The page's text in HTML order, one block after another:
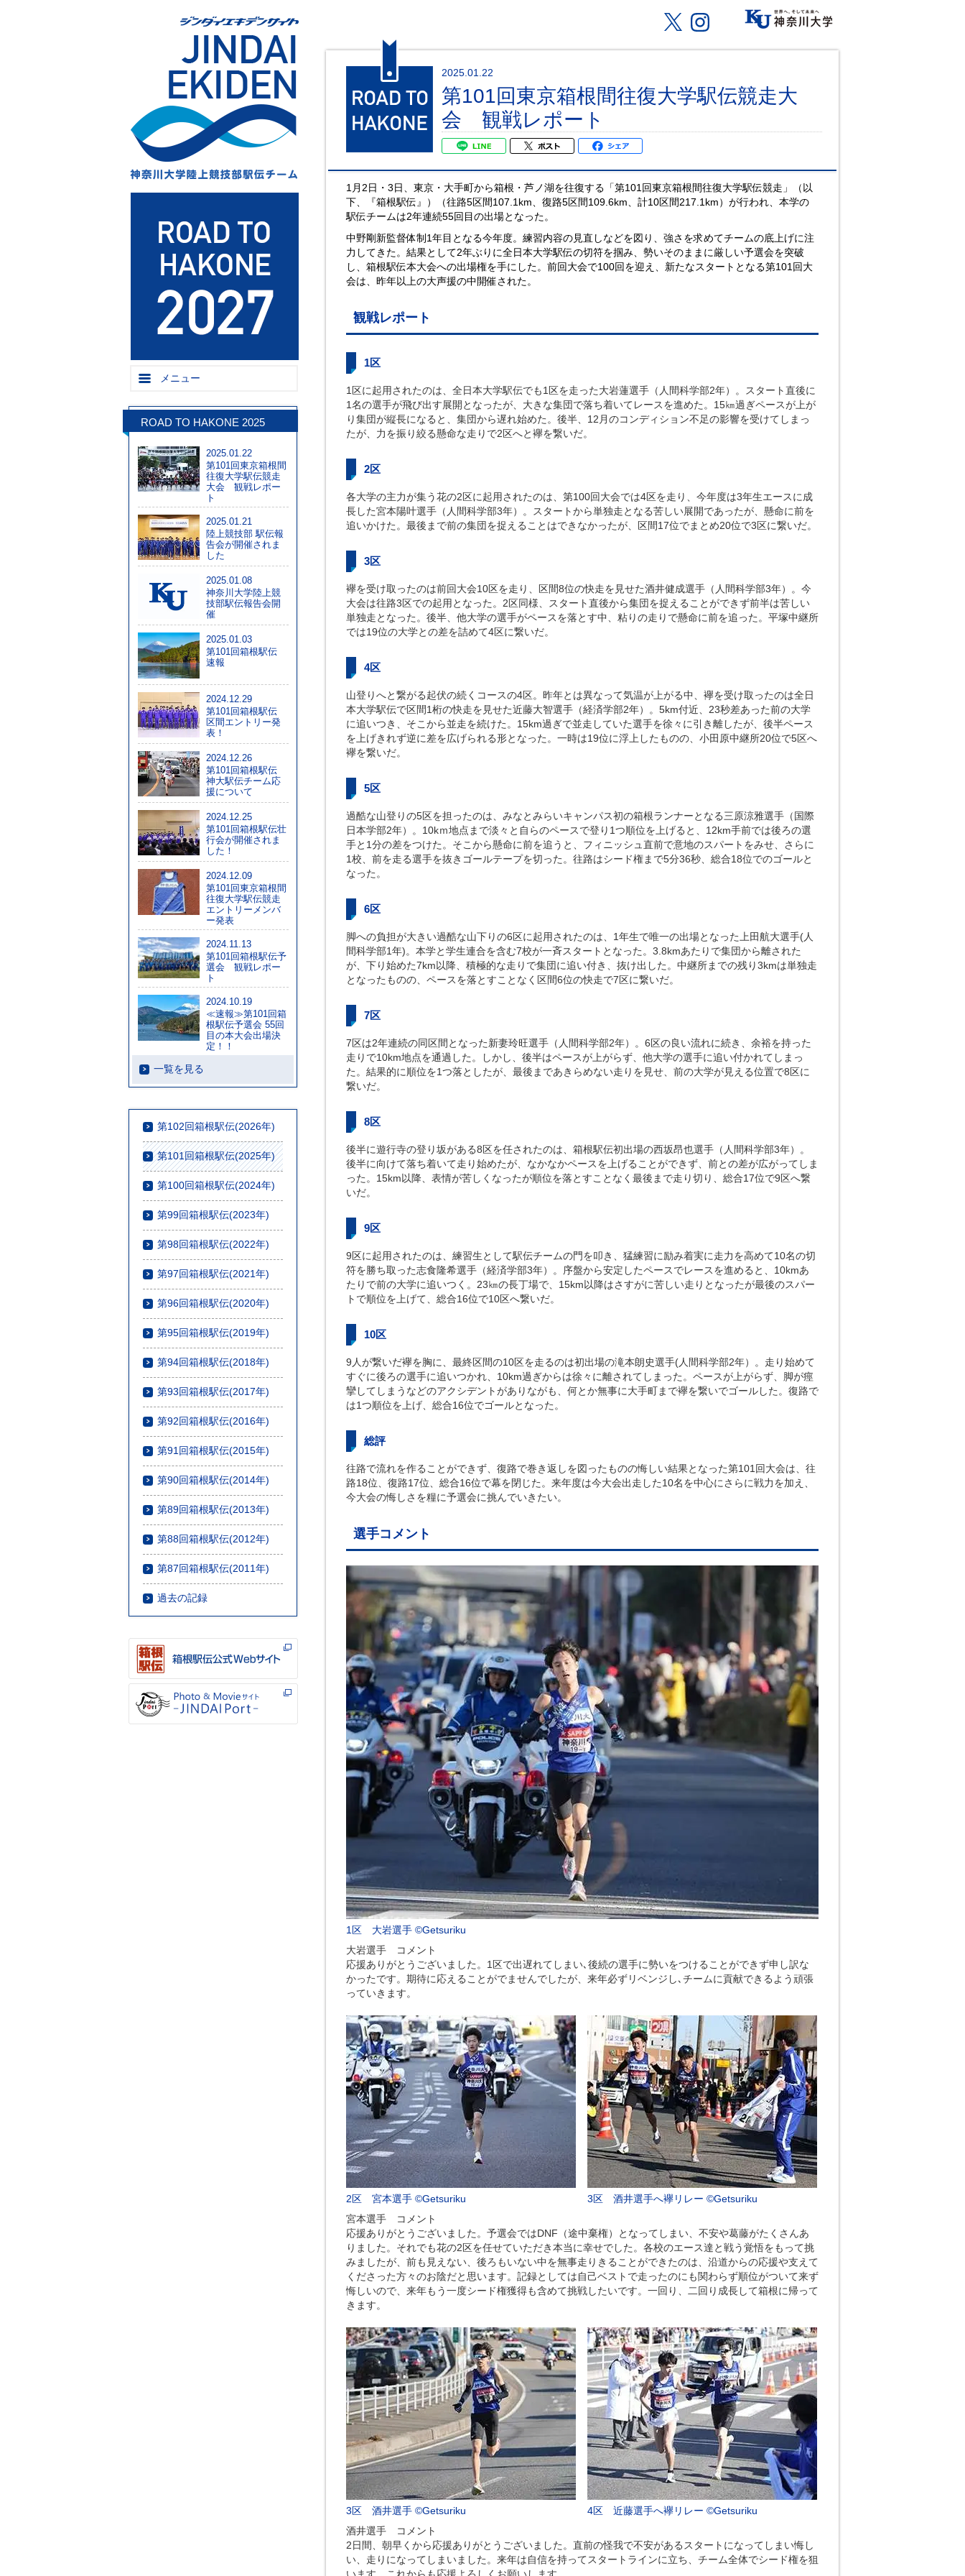
メニュー
ROAD TO HAKONE 2025
2025.01.22
第101回東京箱根間
往復大学駅伝競走
大会 観戦レポー
ト
2025.01.21
陸上競技部 駅伝報
告会が開催されま
した
2025.01.08
神奈川大学陸上競
技部駅伝報告会開
催
2025.01.03
第101回箱根駅伝
速報
2024.12.29
第101回箱根駅伝
区間エントリー発
表！
2024.12.26
第101回箱根駅伝
神大駅伝チーム応
援について
2024.12.25
第101回箱根駅伝壮
行会が開催されま
した！
2024.12.09
第101回東京箱根間
往復大学駅伝競走
エントリーメンバ
ー発表
2024.11.13
第101回箱根駅伝予
選会 観戦レポー
ト
2024.10.19
≪速報≫第101回箱
根駅伝予選会 55回
目の本大会出場決
定！！
一覧を見る
第102回箱根駅伝(2026年)
第101回箱根駅伝(2025年)
第100回箱根駅伝(2024年)
第99回箱根駅伝(2023年)
第98回箱根駅伝(2022年)
第97回箱根駅伝(2021年)
第96回箱根駅伝(2020年)
第95回箱根駅伝(2019年)
第94回箱根駅伝(2018年)
第93回箱根駅伝(2017年)
第92回箱根駅伝(2016年)
第91回箱根駅伝(2015年)
第90回箱根駅伝(2014年)
第89回箱根駅伝(2013年)
第88回箱根駅伝(2012年)
第87回箱根駅伝(2011年)
過去の記録
2025.01.22
第101回東京箱根間往復大学駅伝競走大
会 観戦レポート
1月2日・3日、東京・大手町から箱根・芦ノ湖を往復する「第101回東京箱根間往復大学駅伝競走」（以
下、『箱根駅伝』）（往路5区間107.1km、復路5区間109.6km、計10区間217.1km）が行われ、本学の
駅伝チームは2年連続55回目の出場となった。
中野剛新監督体制1年目となる今年度。練習内容の見直しなどを図り、強さを求めてチームの底上げに注
力してきた。結果として2年ぶりに全日本大学駅伝の切符を掴み、勢いそのままに厳しい予選会を突破
し、箱根駅伝本大会への出場権を手にした。前回大会で100回を迎え、新たなスタートとなる第101回大
会は、昨年以上の大声援の中開催された。
観戦レポート
1区
1区に起用されたのは、全日本大学駅伝でも1区を走った大岩蓮選手（人間科学部2年）。スタート直後に
1名の選手が飛び出す展開となったが、大きな集団で落ち着いてレースを進めた。15㎞過ぎペースが上が
り集団が縦長になると、集団から遅れ始めた。後半、12月のコンディション不足の影響を受けてしまっ
たが、力を振り絞る懸命な走りで2区へと襷を繋いだ。
2区
各大学の主力が集う花の2区に起用されたのは、第100回大会では4区を走り、今年度は3年生エースに成
長した宮本陽叶選手（人間科学部3年）。スタートから単独走となる苦しい展開であったが、懸命に前を
追いかけた。最後まで前の集団を捉えることはできなかったが、区間17位でまとめ20位で3区に繋いだ。
3区
襷を受け取ったのは前回大会10区を走り、区間8位の快走を見せた酒井健成選手（人間科学部3年）。今
大会は往路3区での起用となった。2区同様、スタート直後から集団を捉えることができず前半は苦しい
単独走となった。後半、他大学の選手がペースを落とす中、粘りの走りで懸命に前を追った。平塚中継所
では19位の大学との差を詰めて4区に繋いだ。
4区
山登りへと繋がる起伏の続くコースの4区。昨年とは異なって気温が上がる中、襷を受け取ったのは全日
本大学駅伝で区間1桁の快走を見せた近藤大智選手（経済学部2年）。5km付近、23秒差あった前の大学
に追いつき、そこから並走を続けた。15km過ぎで並走していた選手を徐々に引き離したが、後半ペース
を上げきれず逆に差を広げられる形となった。一時は19位に浮上したものの、小田原中継所20位で5区へ
襷を繋いだ。
5区
過酷な山登りの5区を担ったのは、みなとみらいキャンパス初の箱根ランナーとなる三原涼雅選手（国際
日本学部2年）。10kｍ地点まで淡々と自らのペースで登り1つ順位を上げると、12km手前では後ろの選
手と1分の差をつけた。そこから懸命に前を追うと、フィニッシュ直前で意地のスパートをみせ、さらに
1校、前を走る選手を抜きゴールテープを切った。往路はシード権まで5分36秒、総合18位でのゴールと
なった。
6区
脚への負担が大きい過酷な山下りの6区に起用されたのは、1年生で唯一の出場となった上田航大選手(人
間科学部1年)。本学と学生連合を含む7校が一斉スタートとなった。3.8kmあたりで集団から離された
が、下り始めた7km以降、積極的な走りで集団に追い付き、抜け出した。中継所までの残り3kmは単独走
となったものの、ペースを落とすことなく区間6位の快走で7区に繋いだ。
7区
7区は2年連続の同区間となった新妻玲旺選手（人間科学部2年）。6区の良い流れに続き、余裕を持った
走りで10km地点を通過した。しかし、後半はペースが上がらず、他大学の選手に追い付かれてしまっ
た。結果的に順位を1つ落としたが、最後まであきらめない走りを見せ、前の大学が見える位置で8区に
繋いだ。
8区
後半に遊行寺の登り坂がある8区を任されたのは、箱根駅伝初出場の西坂昂也選手（人間科学部3年）。
後半に向けて落ち着いて走り始めたが、なかなかペースを上げることができず、前との差が広がってしま
った。15km以降、表情が苦しくなったが順位を落とすことなく最後まで走り切り、総合17位で9区へ繋
いだ。
9区
9区に起用されたのは、練習生として駅伝チームの門を叩き、猛練習に励み着実に走力を高めて10名の切
符を勝ち取った志食隆希選手（経済学部3年）。序盤から安定したペースでレースを進めると、10kmあ
たりで前の大学に追いつく。23㎞の長丁場で、15km以降はさすがに苦しい走りとなったが最後のスパー
トで順位を上げて、総合16位で10区へ繋いだ。
10区
9人が繋いだ襷を胸に、最終区間の10区を走るのは初出場の滝本朗史選手(人間科学部2年）。走り始めて
すぐに後ろの選手に追いつかれ、10km過ぎからは徐々に離されてしまった。ペースが上がらず、脚が痙
攣してしまうなどのアクシデントがありながも、何とか無事に大手町まで襷を繋いでゴールした。復路で
は1つ順位を上げ、総合16位でゴールとなった。
総評
往路で流れを作ることができず、復路で巻き返しを図ったものの悔しい結果となった第101回大会は、往
路18位、復路17位、総合16位で幕を閉じた。来年度は今大会出走した10名を中心にさらに戦力を加え、
今大会の悔しさを糧に予選会に挑んでいきたい。
選手コメント
1区 大岩選手 ©Getsuriku
大岩選手 コメント
応援ありがとうございました。1区で出遅れてしまい､後続の選手に勢いをつけることができず申し訳な
かったです。期待に応えることがでませんでしたが、来年必ずリベンジし､チームに貢献できるよう頑張
っていきます。
2区 宮本選手 ©Getsuriku
3区 酒井選手へ襷リレー ©Getsuriku
宮本選手 コメント
応援ありがとうございました。予選会ではDNF（途中棄権）となってしまい、不安や葛藤がたくさんあ
りました。それでも花の2区を任せていただき本当に幸せでした。各校のエース達と戦う覚悟をもって挑
みましたが、前も見えない、後ろもいない中を無事走りきることができたのは、沿道からの応援や支えて
くださった方々のお陰だと思います。記録としては自己ベストで走ったのにも関わらず順位がついて来ず
悔しいので、来年もう一度シード権獲得も含めて挑戦したいです。一回り、二回り成長して箱根に帰って
きます。
3区 酒井選手 ©Getsuriku
4区 近藤選手へ襷リレー ©Getsuriku
酒井選手 コメント
2日間、朝早くから応援ありがとうございました。直前の怪我で不安があるスタートになってしまい悔し
い、走りになってしまいました。来年は自信を持ってスタートラインに立ち、チーム全体でシード権を狙